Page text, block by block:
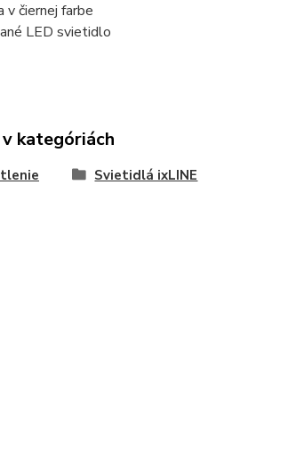
čiernej farbe
LED svietidlo
kategóriách
Svietidlá ixLINE